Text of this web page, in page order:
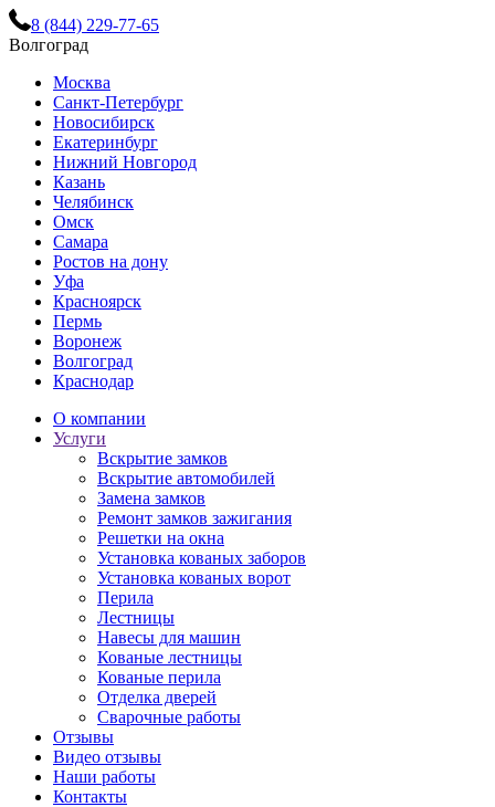
8 (844) 229-77-65
Волгоград
Москва
Санкт-Петербург
Новосибирск
Екатеринбург
Нижний Новгород
Казань
Челябинск
Омск
Самара
Ростов на дону
Уфа
Красноярск
Пермь
Воронеж
Волгоград
Краснодар
О компании
Услуги
Вскрытие замков
Вскрытие автомобилей
Замена замков
Ремонт замков зажигания
Решетки на окна
Установка кованых заборов
Установка кованых ворот
Перила
Лестницы
Навесы для машин
Кованые лестницы
Кованые перила
Отделка дверей
Сварочные работы
Отзывы
Видео отзывы
Наши работы
Контакты